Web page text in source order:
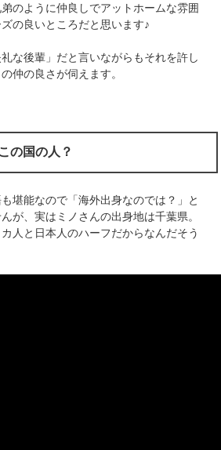
のように仲良しでアットホームな雰囲
の良いところだと思います♪
な後輩」だと言いながらもそれを許し
仲の良さが伺えます。
の国の人？
堪能なので「海外出身なのでは？」と
が、実はミノさんの出身地は千葉県。
人と日本人のハーフだからなんだそう